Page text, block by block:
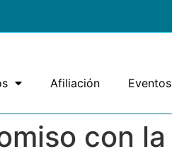
Afiliación Eventos
con